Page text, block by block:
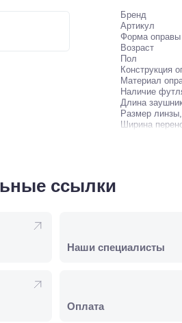
Бренд
Артикул
Форма оправы
Возраст
Пол
Конструкция
Материал
Наличие
Длина
Размер
Ширина
ссылки
Наши специалисты
Оплата